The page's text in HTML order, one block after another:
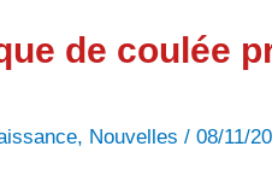
de coulée
, Nouvelles /08/11/